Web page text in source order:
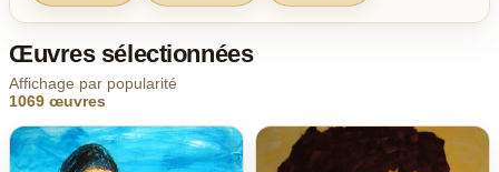
Œuvres sélectionnées
Affichage par popularité
1069 œuvres